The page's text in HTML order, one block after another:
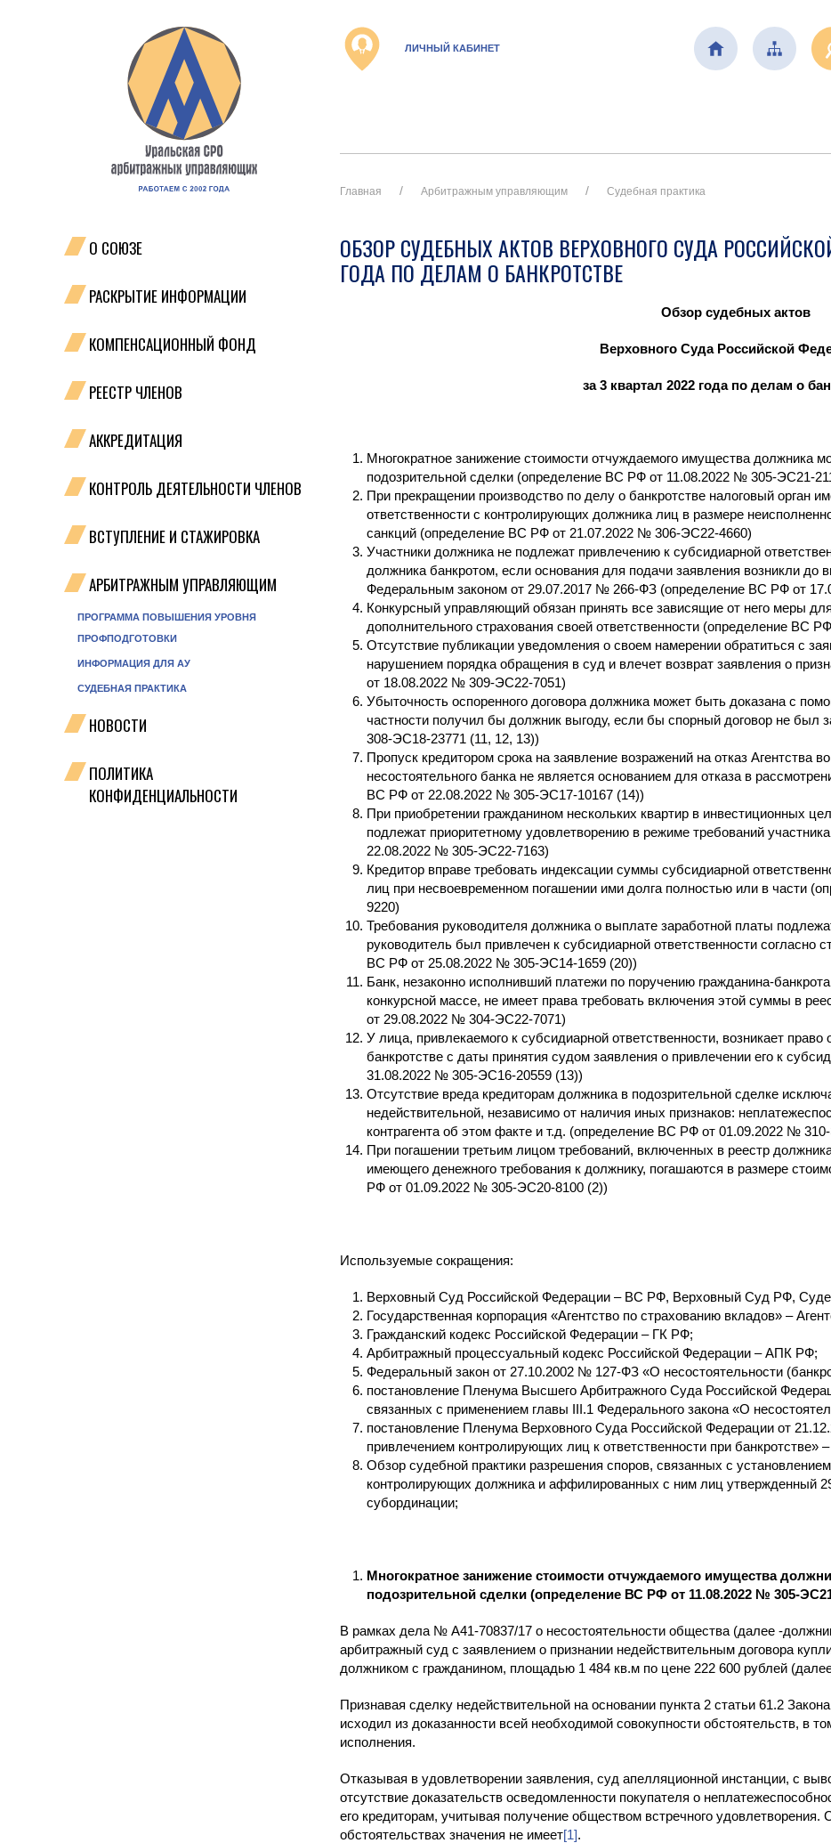
О СОЮЗЕ
РАСКРЫТИЕ ИНФОРМАЦИИ
КОМПЕНСАЦИОННЫЙ ФОНД
РЕЕСТР ЧЛЕНОВ
АККРЕДИТАЦИЯ
КОНТРОЛЬ ДЕЯТЕЛЬНОСТИ ЧЛЕНОВ
ВСТУПЛЕНИЕ И СТАЖИРОВКА
АРБИТРАЖНЫМ УПРАВЛЯЮЩИМ
ПРОГРАММА ПОВЫШЕНИЯ УРОВНЯ
ПРОФПОДГОТОВКИ
ИНФОРМАЦИЯ ДЛЯ АУ
СУДЕБНАЯ ПРАКТИКА
НОВОСТИ
ПОЛИТИКА
КОНФИДЕНЦИАЛЬНОСТИ
ЛИЧНЫЙ КАБИНЕТ
Главная Арбитражным управляющим Судебная практика
ОБЗОР СУДЕБНЫХ АКТОВ ВЕРХОВНОГО СУДА
ГОДА ПО ДЕЛАМ О БАНКРОТСТВЕ
Обзор судебных актов
Верховного Суда Российской
за 3 квартал 2022 года по делам о
Многократное занижение стоимости отчуждаемого имущества должника
подозрительной сделки (определение ВС РФ от 11.08.2022 № 305-ЭС21-
При прекращении производство по делу о банкротстве налоговый орган
ответственности с контролирующих должника лиц в размере
санкций (определение ВС РФ от 21.07.2022 № 306-ЭС22-4660)
Участники должника не подлежат привлечению к субсидиарной
должника банкротом, если основания для подачи заявления возникли до
Федеральным законом от 29.07.2017 № 266-ФЗ (определение ВС РФ от
Конкурсный управляющий обязан принять все зависящие от него меры
дополнительного страхования своей ответственности (определение ВС
Отсутствие публикации уведомления о своем намерении обратиться с
нарушением порядка обращения в суд и влечет возврат заявления о
от 18.08.2022 № 309-ЭС22-7051)
Убыточность оспоренного договора должника может быть доказана с
частности получил бы должник выгоду, если бы спорный договор не
308-ЭС18-23771 (11, 12, 13))
Пропуск кредитором срока на заявление возражений на отказ Агентства
несостоятельного банка не является основанием для отказа в
ВС РФ от 22.08.2022 № 305-ЭС17-10167 (14))
При приобретении гражданином нескольких квартир в инвестиционных
подлежат приоритетному удовлетворению в режиме требований
22.08.2022 № 305-ЭС22-7163)
Кредитор вправе требовать индексации суммы субсидиарной
лиц при несвоевременном погашении ими долга полностью или в части
9220)
Требования руководителя должника о выплате заработной платы
руководитель был привлечен к субсидиарной ответственности согласно
ВС РФ от 25.08.2022 № 305-ЭС14-1659 (20))
Банк, незаконно исполнивший платежи по поручению гражданина-
конкурсной массе, не имеет права требовать включения этой суммы в
от 29.08.2022 № 304-ЭС22-7071)
У лица, привлекаемого к субсидиарной ответственности, возникает
банкротстве с даты принятия судом заявления о привлечении его к
31.08.2022 № 305-ЭС16-20559 (13))
Отсутствие вреда кредиторам должника в подозрительной сделке
недействительной, независимо от наличия иных признаков:
контрагента об этом факте и т.д. (определение ВС РФ от 01.09.2022 №
При погашении третьим лицом требований, включенных в реестр
имеющего денежного требования к должнику, погашаются в размере
РФ от 01.09.2022 № 305-ЭС20-8100 (2))
Используемые сокращения:
Верховный Суд Российской Федерации – ВС РФ, Верховный Суд РФ,
Государственная корпорация «Агентство по страхованию вкладов» –
Гражданский кодекс Российской Федерации – ГК РФ;
Арбитражный процессуальный кодекс Российской Федерации – АПК РФ;
Федеральный закон от 27.10.2002 № 127-ФЗ «О несостоятельности
постановление Пленума Высшего Арбитражного Суда Российской
связанных с применением главы III.1 Федерального закона «О
постановление Пленума Верховного Суда Российской Федерации от
привлечением контролирующих лиц к ответственности при банкротстве»
Обзор судебной практики разрешения споров, связанных с
контролирующих должника и аффилированных с ним лиц утвержденный
субординации;
Многократное занижение стоимости отчуждаемого имущества
подозрительной сделки (определение ВС РФ от 11.08.2022 № 305-
В рамках дела № А41-70837/17 о несостоятельности общества (далее -
арбитражный суд с заявлением о признании недействительным договора
должником с гражданином, площадью 1 484 кв.м по цене 222 600 рублей
Признавая сделку недействительной на основании пункта 2 статьи 61.2
исходил из доказанности всей необходимой совокупности обстоятельств, в
исполнения.
Отказывая в удовлетворении заявления, суд апелляционной инстанции, с
отсутствие доказательств осведомленности покупателя о
его кредиторам, учитывая получение обществом встречного удовлетворения.
обстоятельствах значения не имеет[1].